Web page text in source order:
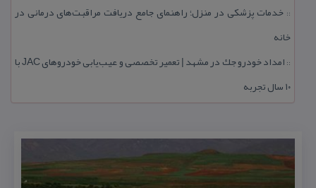
:: خدمات پزشكی در منزل؛ راهنمای جامع دریافت مراقبت‌های درمانی در
خانه
::
امداد خودرو جك در مشهد | تعمیر تخصصی و عیب‌یابی خودروهای JAC با
۱۰ سال تجربه